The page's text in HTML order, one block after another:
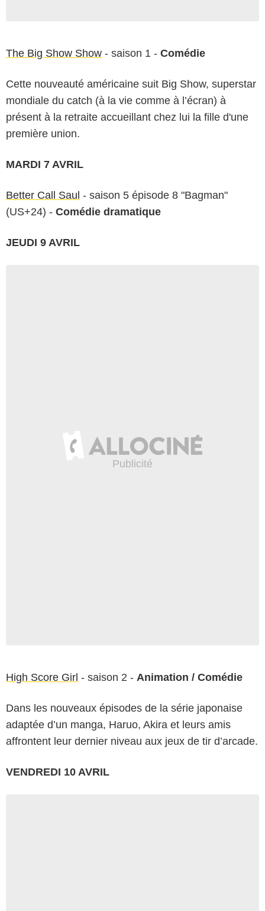
The Big Show Show - saison 1 - Comédie
Cette nouveauté américaine suit Big Show, superstar
mondiale du catch (à la vie comme à l’écran) à
présent à la retraite accueillant chez lui la fille d'une
première union.
MARDI 7 AVRIL
Better Call Saul - saison 5 épisode 8 "Bagman"
(US+24) - Comédie dramatique
JEUDI 9 AVRIL
High Score Girl - saison 2 - Animation / Comédie
Dans les nouveaux épisodes de la série japonaise
adaptée d’un manga, Haruo, Akira et leurs amis
affrontent leur dernier niveau aux jeux de tir d’arcade.
VENDREDI 10 AVRIL